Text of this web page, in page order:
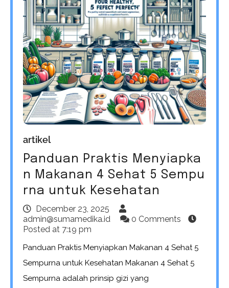
artikel
Panduan Praktis Menyiapka
n Makanan 4 Sehat 5 Sempu
rna untuk Kesehatan
December 23, 2025
admin@sumamedika.id
0 Comments
Posted at 7:19 pm
Panduan Praktis Menyiapkan Makanan 4 Sehat 5
Sempurna untuk Kesehatan Makanan 4 Sehat 5
Sempurna adalah prinsip gizi yang